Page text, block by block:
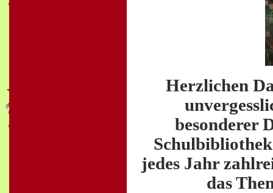
Herzlichen
besonderer
jedes Jahr
das